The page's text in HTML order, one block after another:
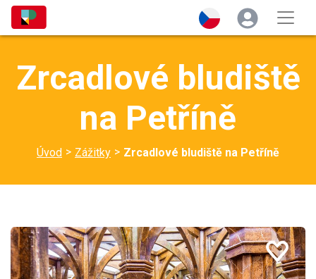
Zrcadlové bludiště
na Petříně
Úvod > Zážitky > Zrcadlové bludiště na Petříně